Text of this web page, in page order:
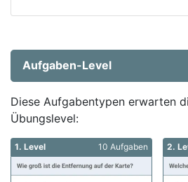
Aufgaben-Level
Diese Aufgabentypen erwarten
Übungslevel:
1. Level 10 Aufgaben 2.